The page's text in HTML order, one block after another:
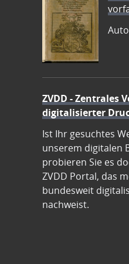
ZVDD - Zentrales
digitalisierter
Ist Ihr gesuchtes
unserem digitalen
probieren Sie es
ZVDD Portal, das
bundesweit
nachweist.